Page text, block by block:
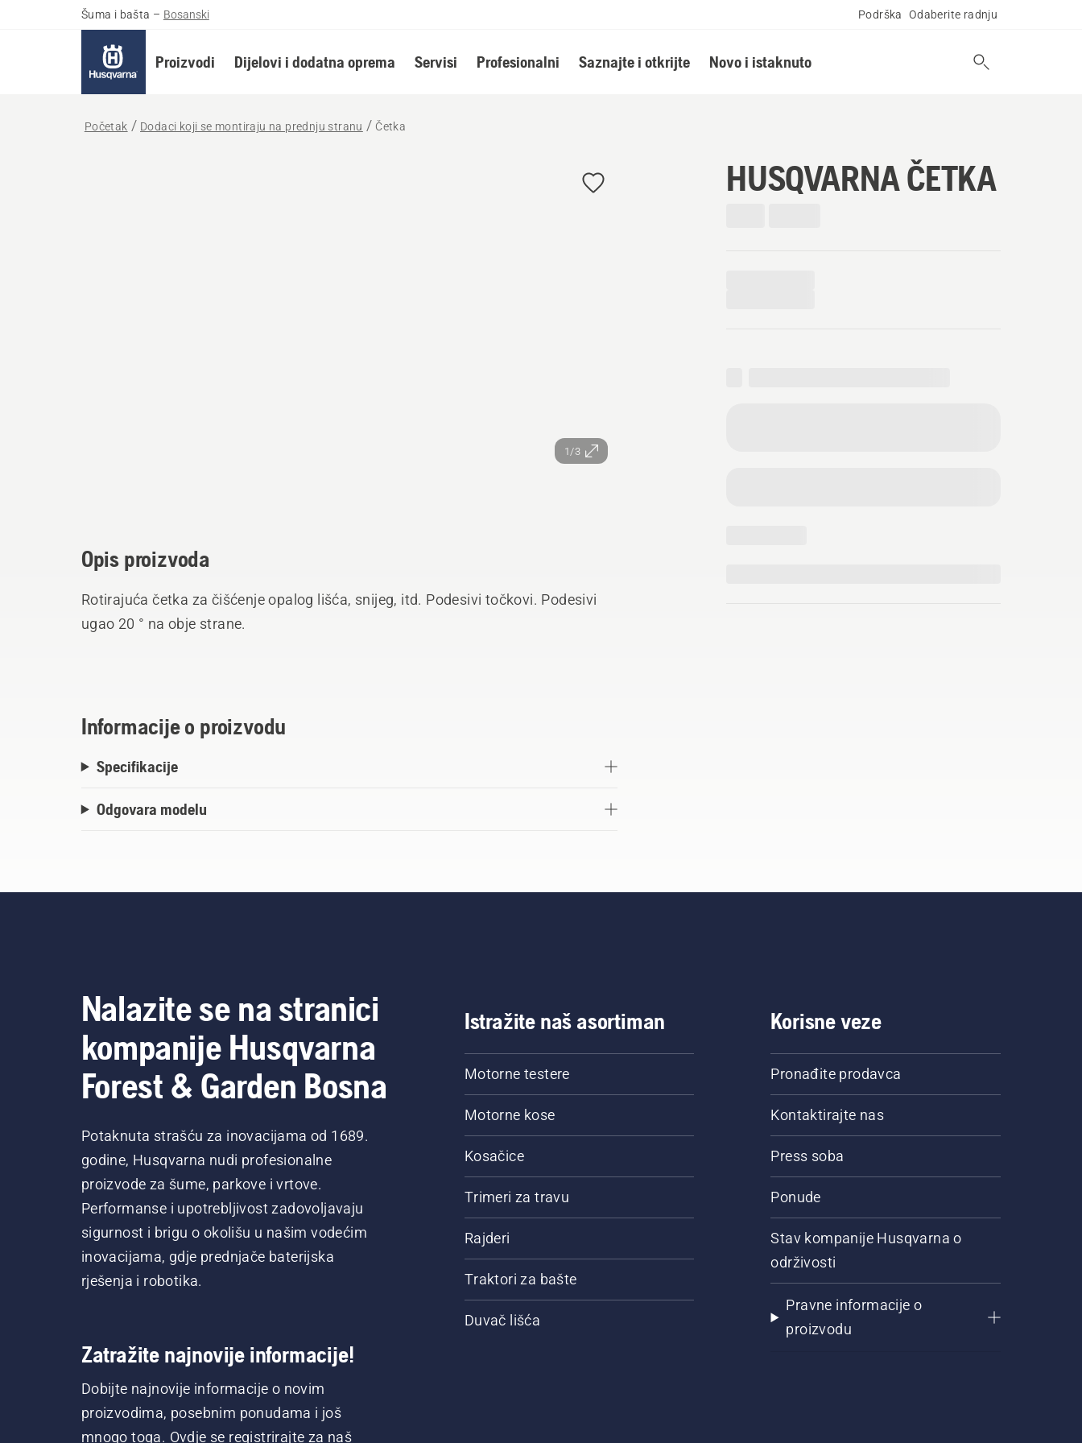
Šuma i bašta – Bosanski Podrška Odaberite radnju
Proizvodi Dijelovi i dodatna oprema Servisi Profesionalni Saznajte i otkrijte Novo i istaknuto
Početak Dodaci koji se montiraju na prednju stranu Četka
1/3
HUSQVARNA ČETKA
Opis proizvoda
Rotirajuća četka za čišćenje opalog lišća, snijeg, itd. Podesivi točkovi. Podesivi
ugao 20 ° na obje strane.
Informacije o proizvodu
Specifikacije
Odgovara modelu
Nalazite se na stranici
kompanije Husqvarna
Forest & Garden Bosna
Potaknuta strašću za inovacijama od 1689.
godine, Husqvarna nudi profesionalne
proizvode za šume, parkove i vrtove.
Performanse i upotrebljivost zadovoljavaju
sigurnost i brigu o okolišu u našim vodećim
inovacijama, gdje prednjače baterijska
rješenja i robotika.
Zatražite najnovije informacije!
Dobijte najnovije informacije o novim
proizvodima, posebnim ponudama i još
mnogo toga. Ovdje se registrirajte za naš
Istražite naš asortiman
Motorne testere
Motorne kose
Kosačice
Trimeri za travu
Rajderi
Traktori za bašte
Duvač lišća
Korisne veze
Pronađite prodavca
Kontaktirajte nas
Press soba
Ponude
Stav kompanije Husqvarna o
održivosti
Pravne informacije o
proizvodu